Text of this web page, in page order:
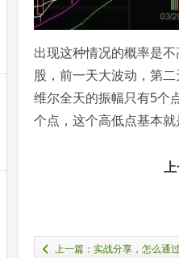
出现这种情况的概率是
股，前一天大波动，第
维尔全天的振幅只有5个
个点，这个高低点基本就
上一篇：实战分享，怎么通